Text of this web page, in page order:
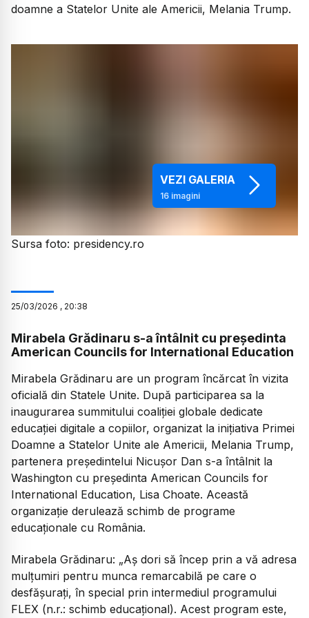
doamne a Statelor Unite ale Americii, Melania Trump.
VEZI GALERIA
16imagini
Sursa foto: presidency.ro
25/03/2026 , 20:38
Mirabela Grădinaru s-a întâlnit cu președinta
American Councils for International Education
Mirabela Grădinaru are un program încărcat în vizita
oficială din Statele Unite. După participarea sa la
inaugurarea summitului coaliției globale dedicate
educației digitale a copiilor, organizat la inițiativa Primei
Doamne a Statelor Unite ale Americii, Melania Trump,
partenera președintelui Nicușor Dan s-a întâlnit la
Washington cu președinta American Councils for
International Education, Lisa Choate. Această
organizație derulează schimb de programe
educaționale cu România.
Mirabela Grădinaru: „Aș dori să încep prin a vă adresa
mulțumiri pentru munca remarcabilă pe care o
desfășurați, în special prin intermediul programului
FLEX (n.r.: schimb educațional). Acest program este,